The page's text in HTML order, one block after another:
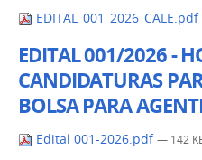
EDITAL_001_2026_CALE.pdf
EDITAL 001/2026 -
CANDIDATURAS
BOLSA PARA
Edital 001-2026.pdf — 142